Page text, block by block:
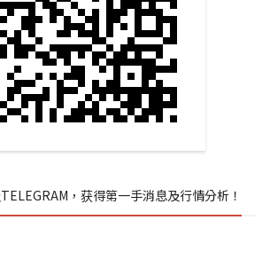
，获得第一手消息及行情分析！